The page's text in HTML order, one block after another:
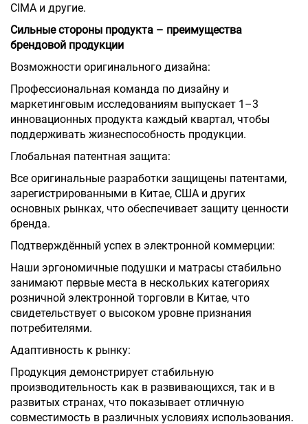
CIMA и другие.
Сильные стороны продукта – преимущества
брендовой продукции
Возможности оригинального дизайна:
Профессиональная команда по дизайну и
маркетинговым исследованиям выпускает 1–3
инновационных продукта каждый квартал, чтобы
поддерживать жизнеспособность продукции.
Глобальная патентная защита:
Все оригинальные разработки защищены патентами,
зарегистрированными в Китае, США и других
основных рынках, что обеспечивает защиту ценности
бренда.
Подтверждённый успех в электронной коммерции:
Наши эргономичные подушки и матрасы стабильно
занимают первые места в нескольких категориях
розничной электронной торговли в Китае, что
свидетельствует о высоком уровне признания
потребителями.
Адаптивность к рынку:
Продукция демонстрирует стабильную
производительность как в развивающихся, так и в
развитых странах, что показывает отличную
совместимость в различных условиях использования.